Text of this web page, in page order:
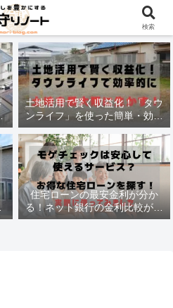
と流通状況！
土地活用で賢く収益化！「タウ
ンライフ」を使った簡単・効率
的な方法
住宅ローンの最安金利が分か
る！ネット銀行の金利比較がで
きる
検索